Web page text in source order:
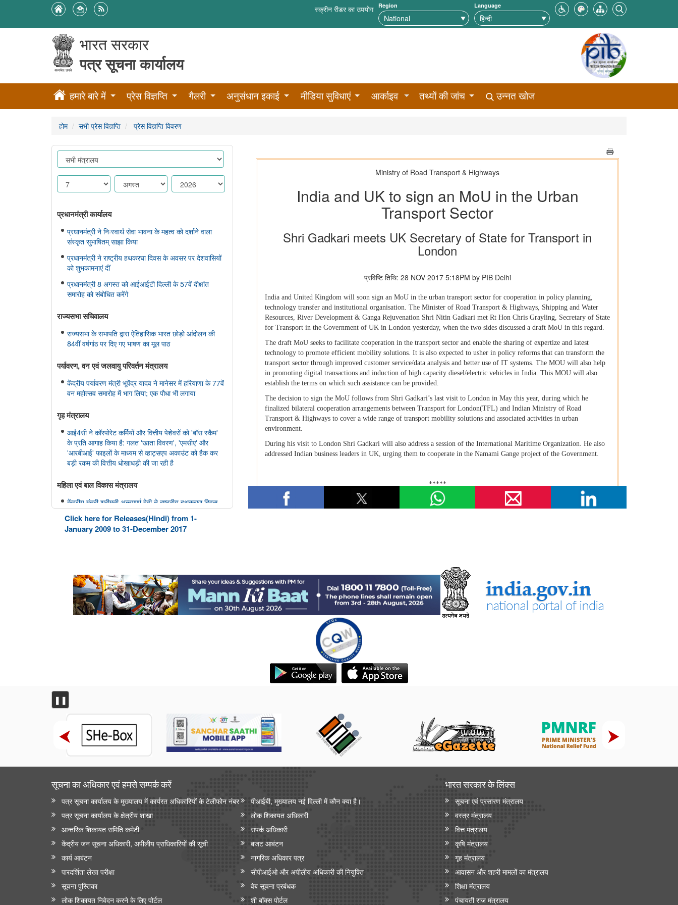
स्क्रीन रीडर का उपयोग Region Language
भारत सरकार
पत्र सूचना कार्यालय
हमारे बारे में प्रेस विज्ञप्ति गैलरी अनुसंधान इकाई मीडिया सुविधाएं आर्काइव तथ्यों की जांच उन्नत खोज
होम सभी प्रेस विज्ञप्ति प्रेस विज्ञप्ति विवरण
प्रधानमंत्री कार्यालय
प्रधानमंत्री ने निःस्वार्थ सेवा भावना के महत्व को दर्शाने वाला
संस्कृत सुभाषितम् साझा किया
प्रधानमंत्री ने राष्ट्रीय हथकरघा दिवस के अवसर पर देशवासियों
को शुभकामनाएं दीं
प्रधानमंत्री 8 अगस्त को आईआईटी दिल्ली के 57वें दीक्षांत
समारोह को संबोधित करेंगे
राज्यसभा सचिवालय
राज्यसभा के सभापति द्वारा ऐतिहासिक भारत छोड़ो आंदोलन की
84वीं वर्षगांठ पर दिए गए भाषण का मूल पाठ
पर्यावरण, वन एवं जलवायु परिवर्तन मंत्रालय
केंद्रीय पर्यावरण मंत्री भूपेंद्र यादव ने मानेसर में हरियाणा के 77वें
वन महोत्सव समारोह में भाग लिया; एक पौधा भी लगाया
गृह मंत्रालय
आई4सी ने कॉरपोरेट कर्मियों और वित्तीय पेशेवरों को 'बॉस स्कैम'
के प्रति आगाह किया है: गलत 'खाता विवरण', 'एमसीए' और
'आरबीआई' फाइलों के माध्यम से व्हाट्सएप अकाउंट को हैक कर
बड़ी रकम की वित्तीय धोखाधड़ी की जा रही है
महिला एवं बाल विकास मंत्रालय
केंद्रीय मंत्री श्रीमती अन्नपूर्णा देवी ने राष्ट्रीय हथकरघा दिवस
पर नागरिकों से भारतीय हथकरघा उत्पादों को अपनाने का आग्रह
किया
राष्ट्रीय मानव अधिकार आयोग
राष्ट्रीय मानवाधिकार आयोग (एनएचआरसी) ने मध्य प्रदेश के
विदिशा जिले में स्कूली छात्रों के खतरनाक तरीके से बेतवा नदी
Click here for Releases(Hindi) from 1-
January 2009 to 31-December 2017
❚❚
सूचना का अधिकार एवं हमसे सम्‍पर्क करें
पत्र सूचना कार्यालय के मुख्यालय में कार्यरत अधिकारियों के टेलीफोन नंबर
पीआईबी, मुख्यालय नई दिल्ली में कौन क्या है।
पत्र सूचना कार्यालय के क्षेत्रीय शाखा
लोक शिकायत अधिकारी
आन्‍तरिक शिकायत समिति कमेटी
संपर्क अधिकारी
केंद्रीय जन सूचना अधिकारी, अपीलीय प्राधिकारियों की सूची
बजट आबंटन
कार्य आबंटन
नागरिक अधिकार पत्र
पारदर्शिता लेखा परीक्षा
सीपीआईओ और अपी‍लीय अधिकारी की नियुक्ति
सूचना पुस्तिका
वेब सूचना प्रबंधक
लोक शिकायत निवेदन करने के लिए पोर्टल
शी बॉक्स पोर्टल
भारत सरकार के लिंक्‍स
सूचना एवं प्रसारण मंत्रालय
वस्त्र मंत्रालय
वित्त मंत्रालय
कृषि मंत्रालय
गृह मंत्रालय
आवासन और शहरी मामलों का मंत्रालय
शिक्षा मंत्रालय
पंचायती राज मंत्रालय